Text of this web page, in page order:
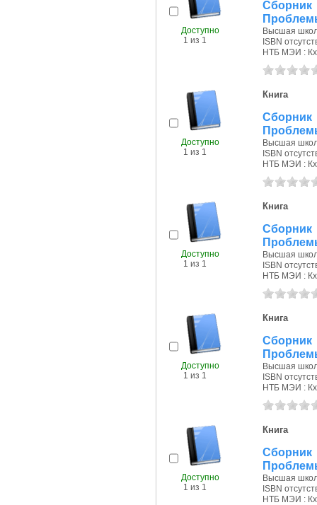
Доступно
1 из 1
Сборник
Высшая
ISBN
НТБ МЭИ : Кх
Доступно
1 из 1
Книга
Сборник
Высшая
ISBN
НТБ МЭИ : Кх
Доступно
1 из 1
Книга
Сборник
Высшая
ISBN
НТБ МЭИ : Кх
Доступно
1 из 1
Книга
Сборник
Высшая
ISBN
НТБ МЭИ : Кх
Доступно
1 из 1
Книга
Сборник
Высшая
ISBN
НТБ МЭИ : Кх